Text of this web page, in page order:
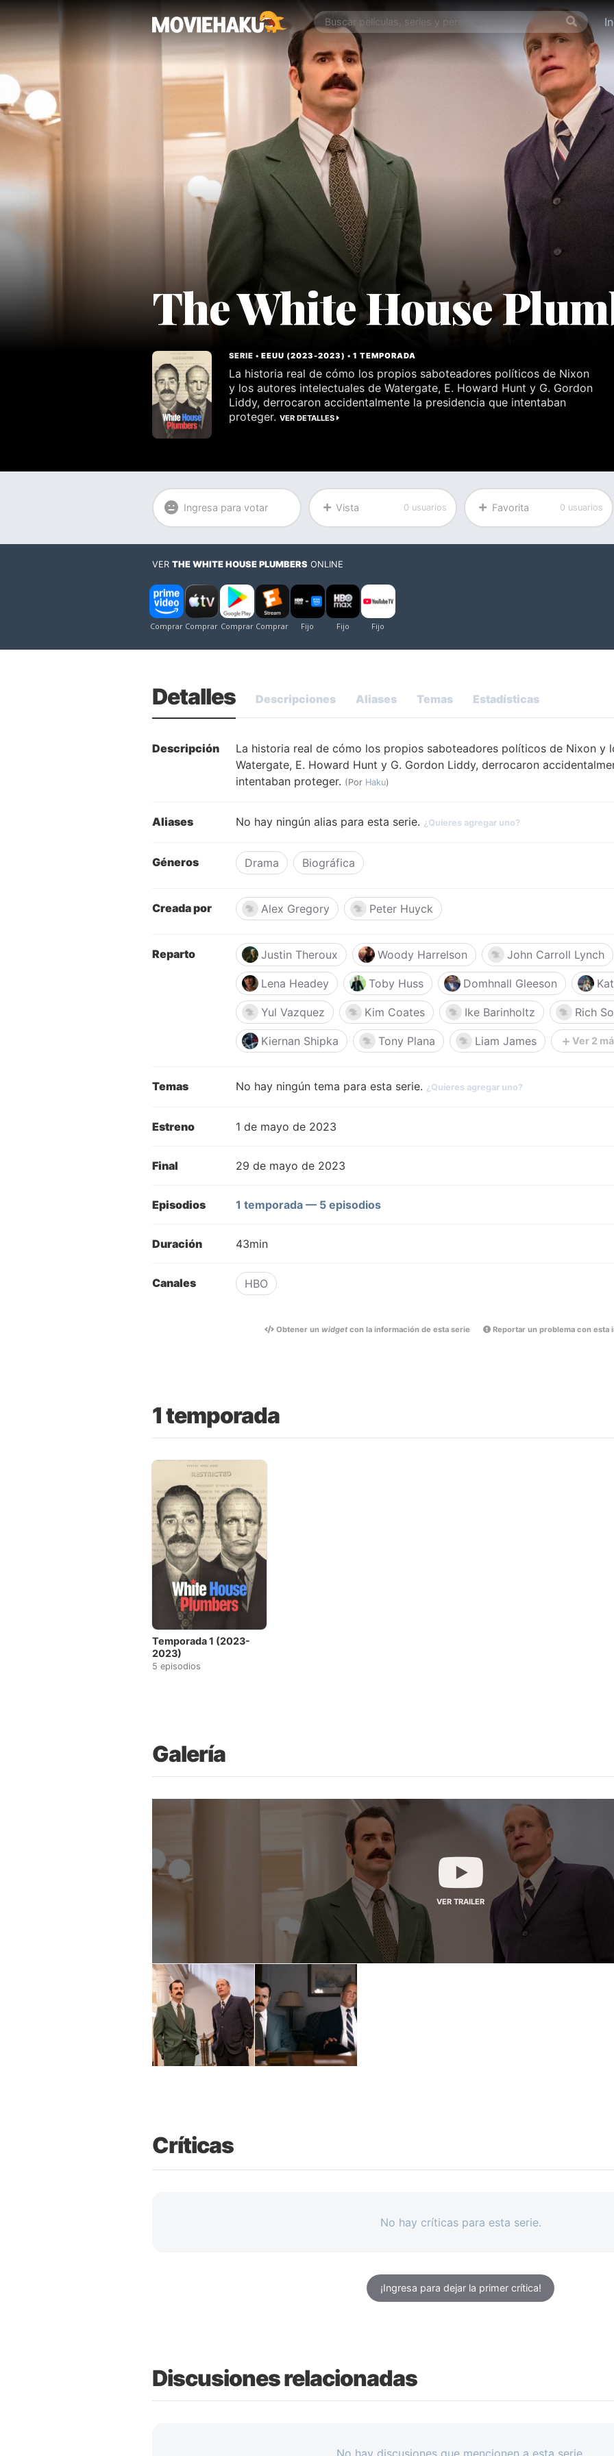
The White House
SERIE •EEUU (2023-2023) •1 TEMPORADA
La historia real de cómo los propios saboteadores políticos de Nixon
y los autores intelectuales de Watergate, E. Howard Hunt y G. Gordon
Liddy, derrocaron accidentalmente la presidencia que intentaban
proteger.VER DETALLES
Ingresa para votar Vista 0 usuarios Favorita 0 usuarios
VER THE WHITE HOUSE PLUMBERS ONLINE
Detalles Descripciones Aliases Temas Estadísticas
Descripción
La historia real de cómo los propios saboteadores políticos de Nixon y
Watergate, E. Howard Hunt y G. Gordon Liddy, derrocaron
intentaban proteger. (Por Haku)
Aliases No hay ningún alias para esta serie. ¿Quieres agregar uno?
Géneros Drama Biográfica
Creada por Alex Gregory Peter Huyck
Reparto Justin Theroux Woody Harrelson John Carroll Lynch
Lena Headey Toby Huss Domhnall Gleeson
Yul Vazquez Kim Coates Ike Barinholtz Rich
Kiernan Shipka Tony Plana Liam James Ver 2
Temas No hay ningún tema para esta serie. ¿Quieres agregar uno?
Estreno 1 de mayo de 2023
Final 29 de mayo de 2023
Episodios 1 temporada — 5 episodios
Duración 43min
Canales HBO
Obtener un widgetcon la información de esta serie Reportar un problema con esta
1 temporada
Temporada 1 (2023-
2023)
5 episodios
Galería
VER TRAILER
Críticas
No hay críticas para esta serie.
¡Ingresa para dejar la primer crítica!
Discusiones relacionadas
No hay discusiones que mencionen a esta serie.